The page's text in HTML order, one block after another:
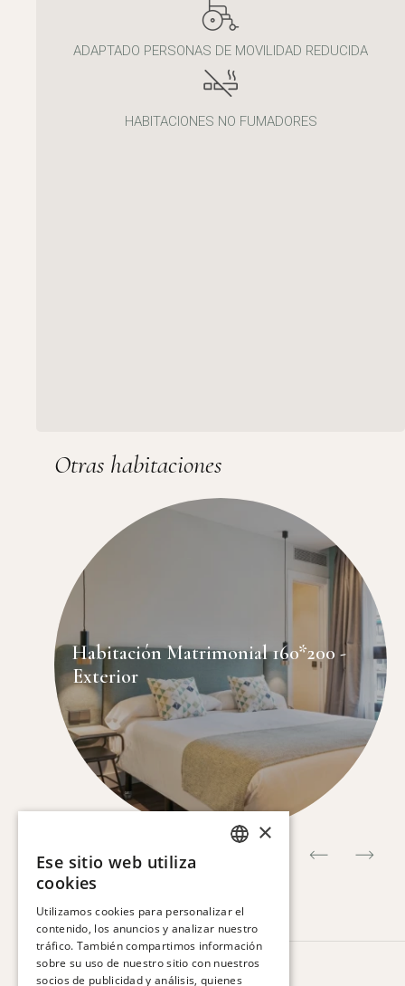
ADAPTADO PERSONAS DE MOVILIDAD REDUCIDA
HABITACIONES NO FUMADORES
Otras habitaciones
Habitación Matrimonial 160*200 -
Exterior
HOTEL VIA AUGUSTA
CATALAN
FRENCH
×
Ese sitio web utiliza
cookies
Utilizamos cookies para personalizar el
contenido, los anuncios y analizar nuestro
tráfico. También compartimos información
sobre su uso de nuestro sitio con nuestros
socios de publicidad y análisis, quienes